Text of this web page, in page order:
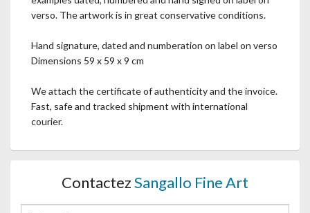
verso. The artwork is in great conservative conditions.
Hand signature, dated and numberation on label on verso
Dimensions 59 x 59 x 9 cm
We attach the certificate of authenticity and the invoice.
Fast, safe and tracked shipment with international
courier.
ContactezSangallo Fine Art